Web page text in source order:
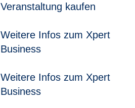
Veranstaltung kaufen
Weitere Infos zum Xpert
Business
Weitere Infos zum Xpert
Business